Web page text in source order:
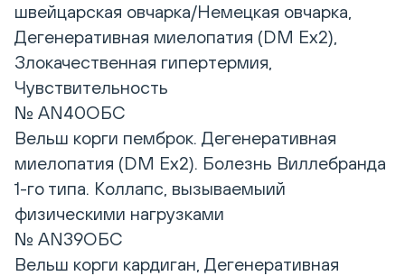
швейцарская овчарка/Немецкая овчарка,
Дегенеративная миелопатия (DM Ex2),
Злокачественная гипертермия,
Чувствительность
№ AN40ОБС
Вельш корги пемброк. Дегенеративная
миелопатия (DM Ex2). Болезнь Виллебранда
1-го типа. Коллапс, вызываемыий
физическими нагрузками
№ AN39ОБС
Вельш корги кардиган, Дегенеративная